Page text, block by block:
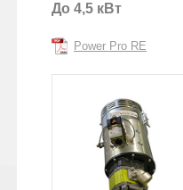
До 4,5 кВт
Power Pro RE